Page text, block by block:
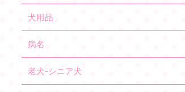
犬用品
病名
老犬-シニア犬